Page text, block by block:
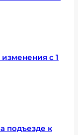
с 1
подъезде к